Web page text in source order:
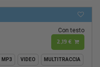
Con testo
2,19 €
MP3 VIDEO MULTITRACCIA